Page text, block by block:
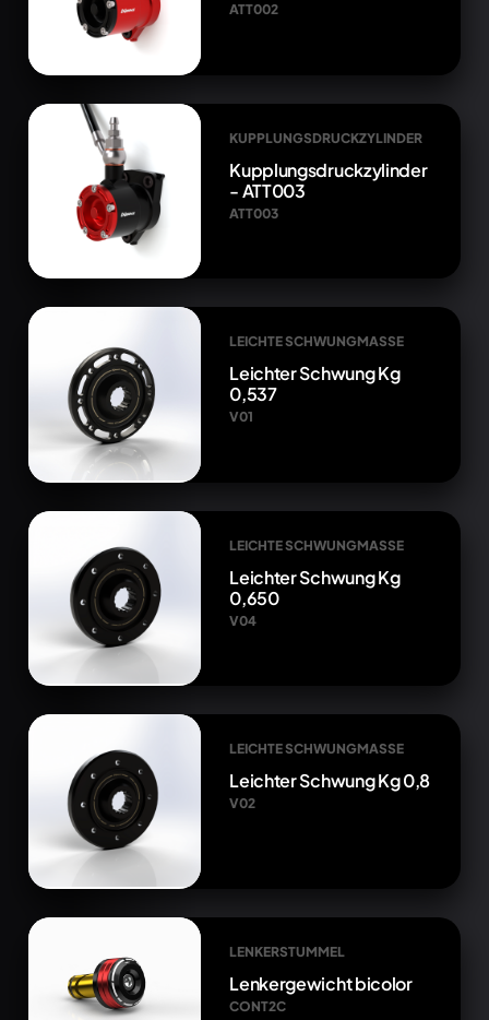
ATT002
KUPPLUNGSDRUCKZYLINDER
Kupplungsdruckzylinder
- ATT003
ATT003
LEICHTE SCHWUNGMASSE
Leichter Schwung Kg
0,537
V01
LEICHTE SCHWUNGMASSE
Leichter Schwung Kg
0,650
V04
LEICHTE SCHWUNGMASSE
Leichter Schwung Kg 0,8
V02
LENKERSTUMMEL
Lenkergewicht bicolor
CONT2C